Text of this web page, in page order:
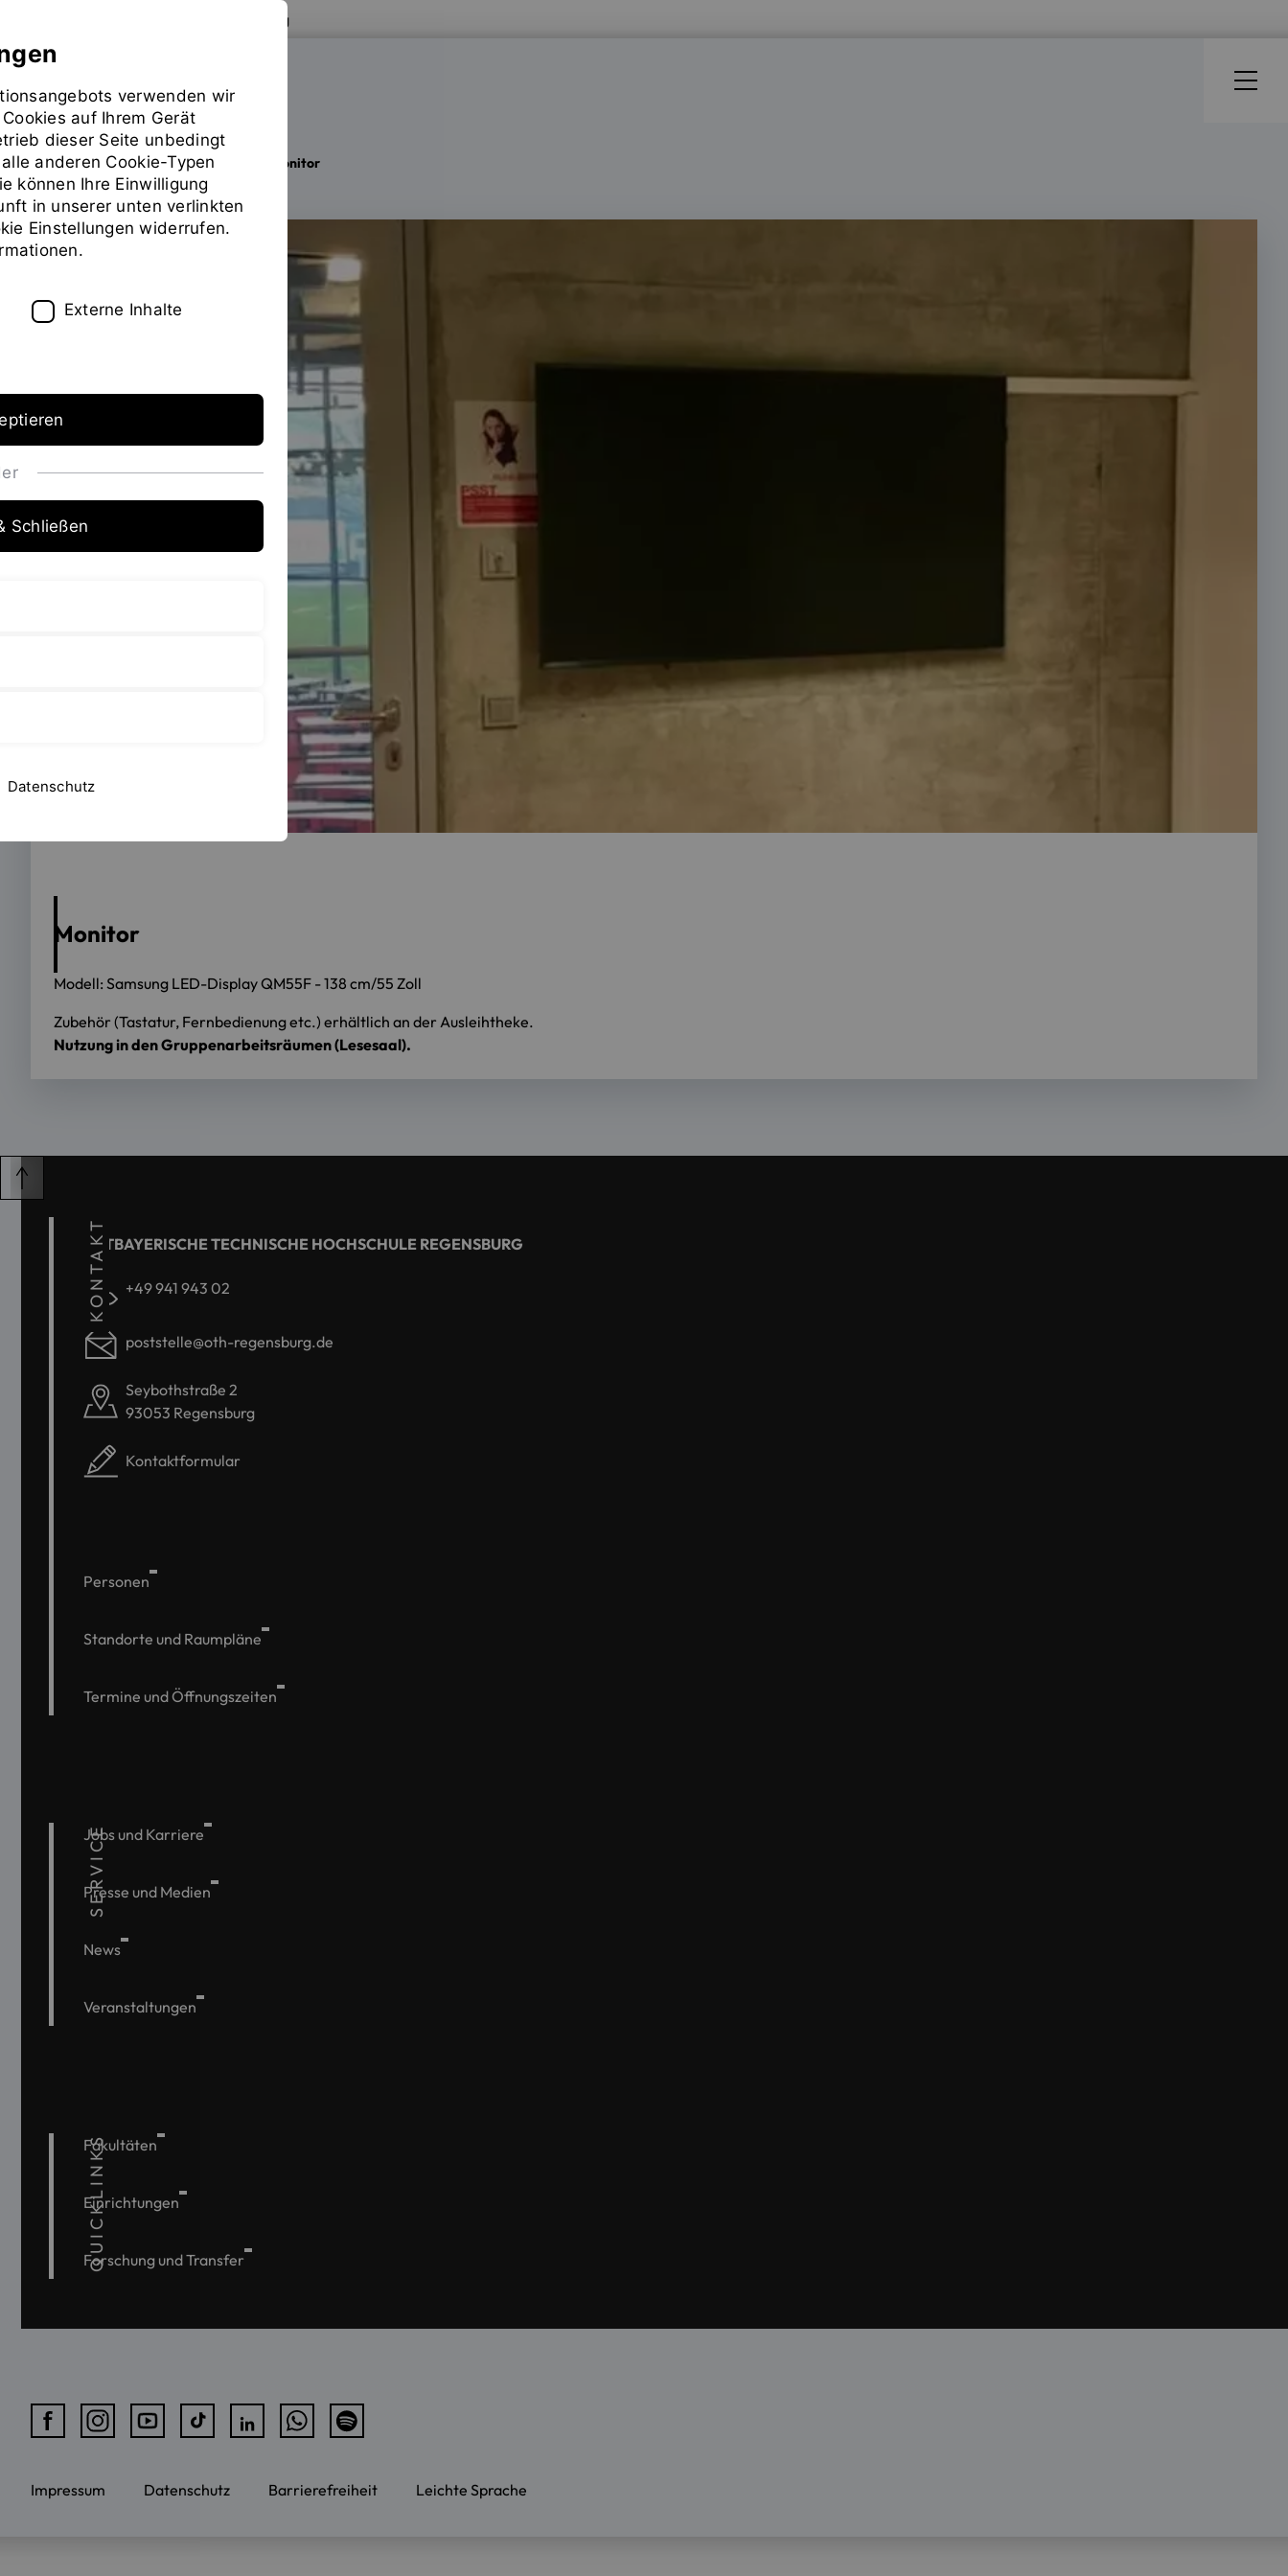
Zur Website der OTH Regensburg
HOCHSCHULBIBLIOTHEK
Sie
befinden
sich
auf
der
"Monitor"
Ausleihen Technikausleihe Monitor
Monitor
Modell: Samsung LED-Display QM55F - 138 cm/55 Zoll
Zubehör (Tastatur, Fernbedienung etc.) erhältlich an der Ausleihtheke.
Nutzung in den Gruppenarbeitsräumen (Lesesaal).
KONTAKT
OSTBAYERISCHE TECHNISCHE HOCHSCHULE REGENSBURG
+49 941 943 02
poststelle@oth-regensburg.de
Seybothstraße 2
93053 Regensburg
Kontaktformular
Personen
Standorte und Raumpläne
Termine und Öffnungszeiten
SERVICE
Jobs und Karriere
Presse und Medien
News
Veranstaltungen
QUICKLINKS
Fakultäten
Einrichtungen
Forschung und Transfer
Impressum Datenschutz Barrierefreiheit Leichte Sprache
verwenden wir
auf Ihrem Gerät
dieser Seite unbedingt
anderen Cookie-Typen
können Ihre Einwilligung
in unserer unten verlinkten
Einstellungen widerrufen.
Externe Inhalte
Schließen
Datenschutz